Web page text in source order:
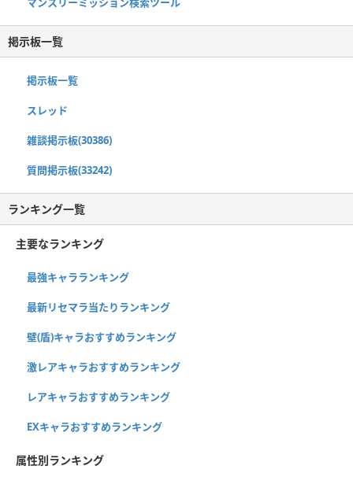
掲示板一覧
掲示板一覧
スレッド
雑談掲示板(30386)
質問掲示板(33242)
ランキング一覧
主要なランキング
最強キャラランキング
最新リセマラ当たりランキング
壁(盾)キャラおすすめランキング
激レアキャラおすすめランキング
レアキャラおすすめランキング
EXキャラおすすめランキング
属性別ランキング